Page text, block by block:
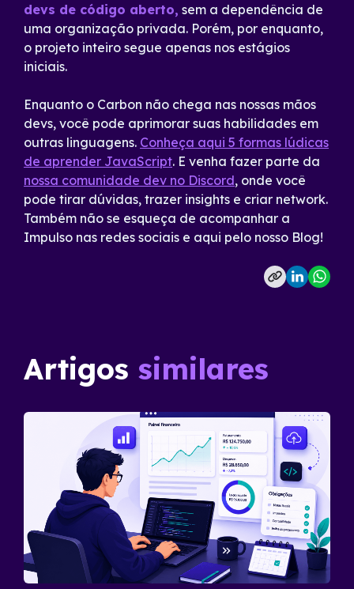
devs de código aberto, sem a dependência de
uma organização privada. Porém, por enquanto,
o projeto inteiro segue apenas nos estágios
iniciais.
Enquanto o Carbon não chega nas nossas mãos
devs, você pode aprimorar suas habilidades em
outras linguagens. Conheça aqui 5 formas lúdicas
de aprender JavaScript. E venha fazer parte da
nossa comunidade dev no Discord, onde você
pode tirar dúvidas, trazer insights e criar network.
Também não se esqueça de acompanhar a
Impulso nas redes sociais e aqui pelo nosso Blog!
Artigos similares